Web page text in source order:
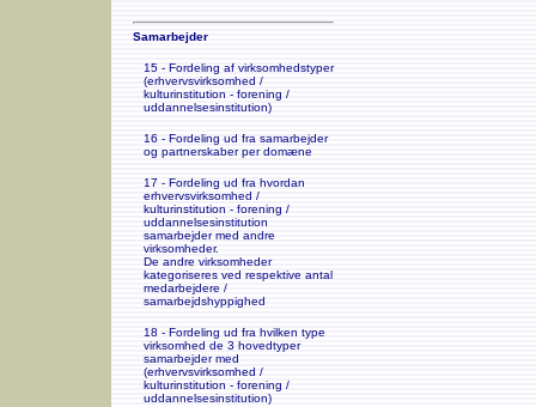
Samarbejder
15 - Fordeling af virksomhedstyper
(erhvervsvirksomhed /
kulturinstitution - forening /
uddannelsesinstitution)
16 - Fordeling ud fra samarbejder
og partnerskaber per domæne
17 - Fordeling ud fra hvordan
erhvervsvirksomhed /
kulturinstitution - forening /
uddannelsesinstitution
samarbejder med andre
virksomheder.
De andre virksomheder
kategoriseres ved respektive antal
medarbejdere /
samarbejdshyppighed
18 - Fordeling ud fra hvilken type
virksomhed de 3 hovedtyper
samarbejder med
(erhvervsvirksomhed /
kulturinstitution - forening /
uddannelsesinstitution)